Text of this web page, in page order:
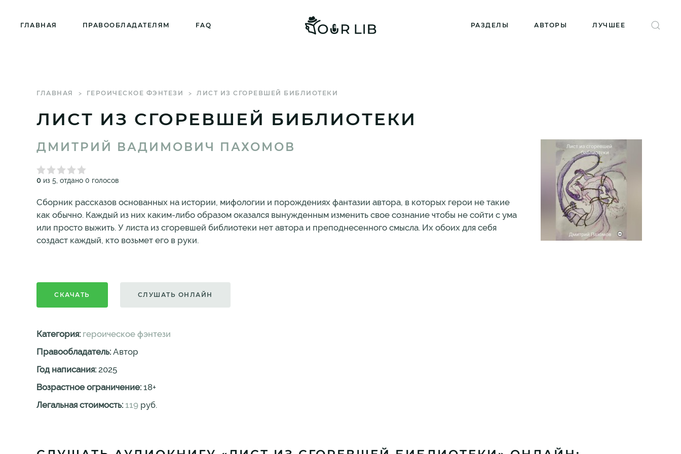
ГЛАВНАЯ ПРАВООБЛАДАТЕЛЯМ FAQ РАЗДЕЛЫ АВТОРЫ ЛУЧШЕЕ
ГЛАВНАЯ ГЕРОИЧЕСКОЕ ФЭНТЕЗИ ЛИСТ ИЗ СГОРЕВШЕЙ БИБЛИОТЕКИ
ЛИСТ ИЗ СГОРЕВШЕЙ БИБЛИОТЕКИ
ДМИТРИЙ ВАДИМОВИЧ ПАХОМОВ
0 из 5, отдано 0 голосов
Сборник рассказов основанных на истории, мифологии и порождениях фантазии автора, в которых герои не такие
как обычно. Каждый из них каким-либо образом оказался вынужденным изменить свое сознание чтобы не сойти с ума
или просто выжить. У листа из сгоревшей библиотеки нет автора и преподнесенного смысла. Их обоих для себя
создаст каждый, кто возьмет его в руки.
СКАЧАТЬ СЛУШАТЬ ОНЛАЙН
Категория: героическое фэнтези
Правообладатель: Автор
Год написания: 2025
Возрастное ограничение: 18+
Легальная стоимость: 119 руб.